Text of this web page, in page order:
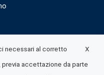
X
necessari al corretto
accettazione da parte